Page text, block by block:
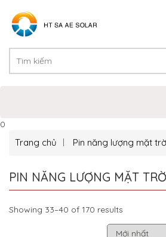
0
Trang chủ Pin năng lượng mặt
PIN NĂNG LƯỢNG MẶT
Showing 33–40 of 170 results